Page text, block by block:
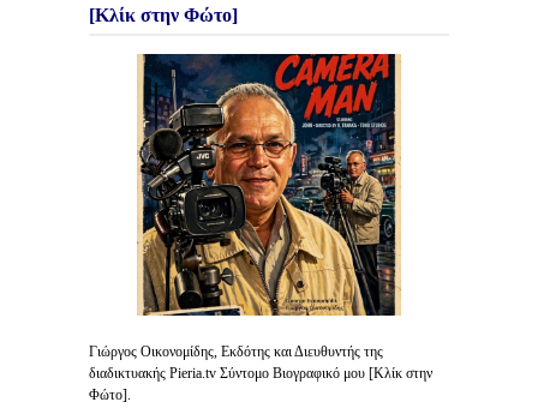
[Κλίκ στην Φώτο]
Γιώργος Οικονομίδης, Εκδότης και Διευθυντής της
διαδικτυακής Pieria.tv Σύντομο Βιογραφικό μου [Κλίκ στην
Φώτο].